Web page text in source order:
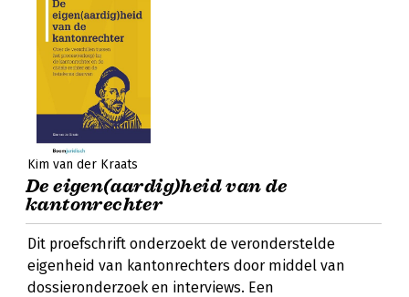
Kim van der Kraats
De eigen(aardig)heid van de
kantonrechter
Dit proefschrift onderzoekt de veronderstelde
eigenheid van kantonrechters door middel van
dossieronderzoek en interviews. Een